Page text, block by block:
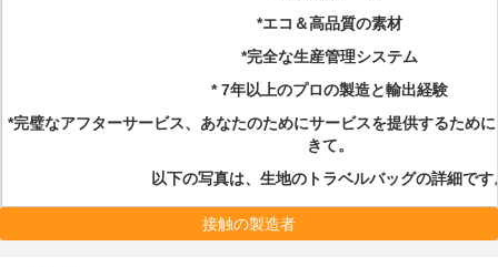
*エコ＆高品質の素材
*完全な生産管理システム
* 7年以上のプロの製造と輸出経験
*完璧なアフターサービス、あなたのためにサービスを提供するため
きて。
以下の写真は、生地のトラベルバッグの詳細です
接触の製造者